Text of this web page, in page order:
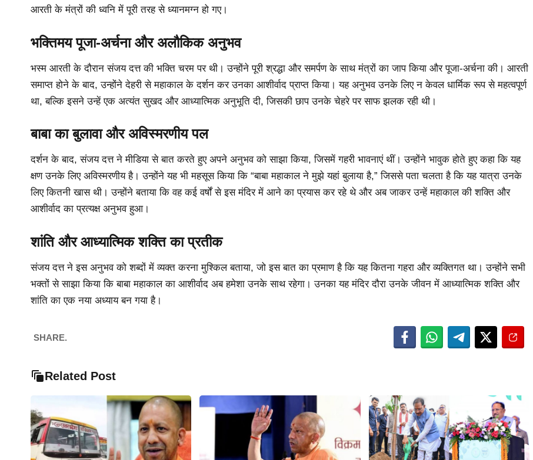
आरती के मंत्रों की ध्वनि में पूरी तरह से ध्यानमग्न हो गए।
भक्तिमय पूजा-अर्चना और अलौकिक अनुभव
भस्म आरती के दौरान संजय दत्त की भक्ति चरम पर थी। उन्होंने पूरी श्रद्धा और समर्पण के साथ मंत्रों का जाप किया और पूजा-अर्चना की। आरती
समाप्त होने के बाद, उन्होंने देहरी से महाकाल के दर्शन कर उनका आशीर्वाद प्राप्त किया। यह अनुभव उनके लिए न केवल धार्मिक रूप से महत्वपूर्ण
था, बल्कि इसने उन्हें एक अत्यंत सुखद और आध्यात्मिक अनुभूति दी, जिसकी छाप उनके चेहरे पर साफ झलक रही थी।
बाबा का बुलावा और अविस्मरणीय पल
दर्शन के बाद, संजय दत्त ने मीडिया से बात करते हुए अपने अनुभव को साझा किया, जिसमें गहरी भावनाएं थीं। उन्होंने भावुक होते हुए कहा कि यह
क्षण उनके लिए अविस्मरणीय है। उन्होंने यह भी महसूस किया कि “बाबा महाकाल ने मुझे यहां बुलाया है,” जिससे पता चलता है कि यह यात्रा उनके
लिए कितनी खास थी। उन्होंने बताया कि वह कई वर्षों से इस मंदिर में आने का प्रयास कर रहे थे और अब जाकर उन्हें महाकाल की शक्ति और
आशीर्वाद का प्रत्यक्ष अनुभव हुआ।
शांति और आध्यात्मिक शक्ति का प्रतीक
संजय दत्त ने इस अनुभव को शब्दों में व्यक्त करना मुश्किल बताया, जो इस बात का प्रमाण है कि यह कितना गहरा और व्यक्तिगत था। उन्होंने सभी
भक्तों से साझा किया कि बाबा महाकाल का आशीर्वाद अब हमेशा उनके साथ रहेगा। उनका यह मंदिर दौरा उनके जीवन में आध्यात्मिक शक्ति और
शांति का एक नया अध्याय बन गया है।
SHARE.
Related Post